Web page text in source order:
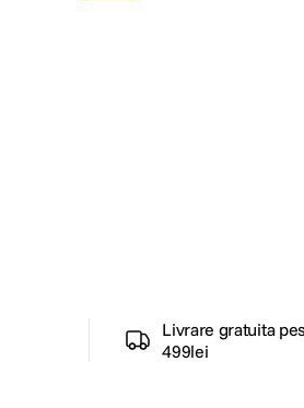
Livrare gratuita
499lei